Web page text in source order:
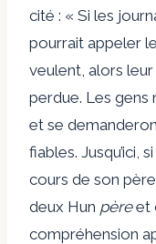
cité : « Si les
pourrait appeler
veulent, alors
perdue. Les gens
et se
fiables. Jusqu’ici,
cours de son
deux Hun pèreet
compréhension